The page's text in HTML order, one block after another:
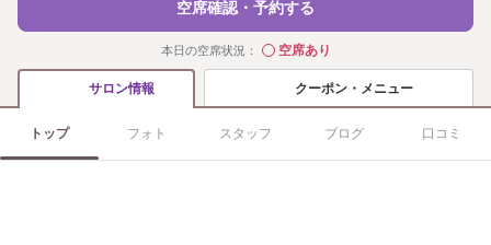
空席確認・予約する
本日の空席状況： ◯空席あり
サロン情報 クーポン・メニュー
トップ フォト スタッフ ブログ 口コミ